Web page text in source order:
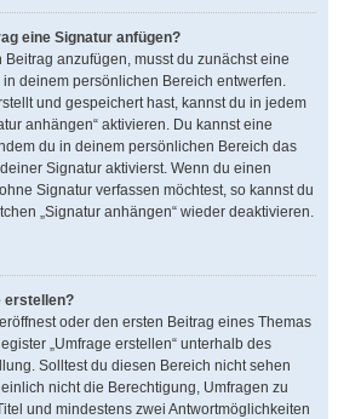
eine Signatur anfügen?
anzufügen, musst du zunächst eine
deinem persönlichen Bereich entwerfen.
und gespeichert hast, kannst du in jedem
anhängen“ aktivieren. Du kannst eine
du in deinem persönlichen Bereich das
Signatur aktivierst. Wenn du einen
Signatur verfassen möchtest, so kannst du
„Signatur anhängen“ wieder deaktivieren.
erstellen?
oder den ersten Beitrag eines Themas
„Umfrage erstellen“ unterhalb des
Solltest du diesen Bereich nicht sehen
nicht die Berechtigung, Umfragen zu
und mindestens zwei Antwortmöglichkeiten